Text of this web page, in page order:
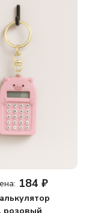
184 ₽
розовый